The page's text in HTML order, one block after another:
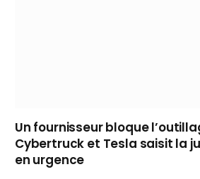
Un fournisseur bloque
Cybertruck et Tesla saisit la
en urgence